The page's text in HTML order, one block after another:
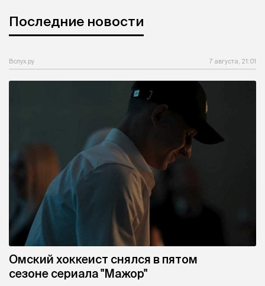
Последние новости
Вслух.ру 7 августа, 21:01
Омский хоккеист снялся в пятом
сезоне сериала "Мажор"